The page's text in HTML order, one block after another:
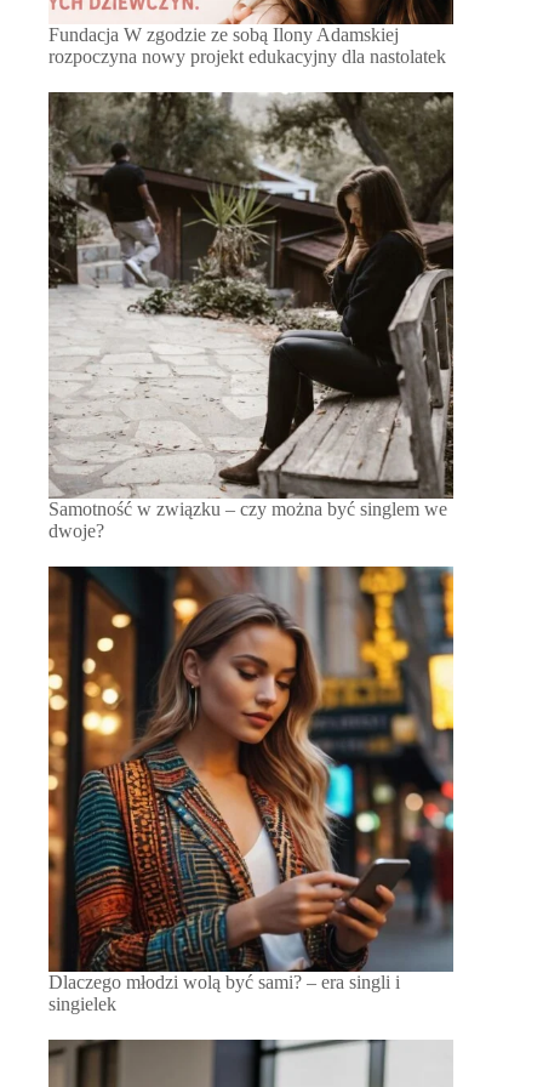
Fundacja W zgodzie ze sobą Ilony Adamskiej
rozpoczyna nowy projekt edukacyjny dla nastolatek
Samotność w związku – czy można być singlem we
dwoje?
Dlaczego młodzi wolą być sami? – era singli i
singielek